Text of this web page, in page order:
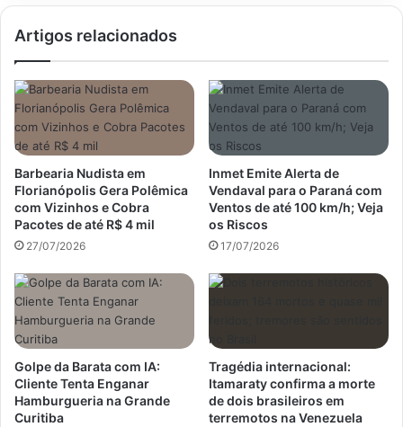
Artigos relacionados
Barbearia Nudista em
Florianópolis Gera Polêmica
com Vizinhos e Cobra
Pacotes de até R$ 4 mil
27/07/2026
Inmet Emite Alerta de
Vendaval para o Paraná com
Ventos de até 100 km/h; Veja
os Riscos
17/07/2026
Golpe da Barata com IA:
Cliente Tenta Enganar
Hamburgueria na Grande
Curitiba
Tragédia internacional:
Itamaraty confirma a morte
de dois brasileiros em
terremotos na Venezuela